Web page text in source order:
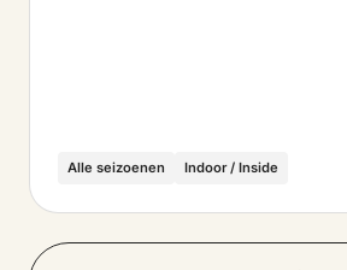
Alle seizoenen Indoor / Inside